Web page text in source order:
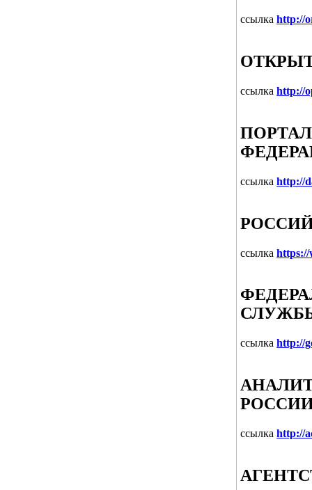
ссылка http://
ссылка http://
ссылка http://
ссылка
ссылка http://
ссылка http://